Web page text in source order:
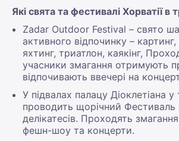
Які свята та фестивалі Хорватії в
Zadar Outdoor Festival – свято
активного відпочинку – картинг,
яхтинг, триатлон, каякінг,
учасники змагання отримують
відпочивають ввечері на
У підвалах палацу Діоклетіана у
проводить щорічний Фестиваль
делікатесів. Проходять змагання
фешн-шоу та концерти.